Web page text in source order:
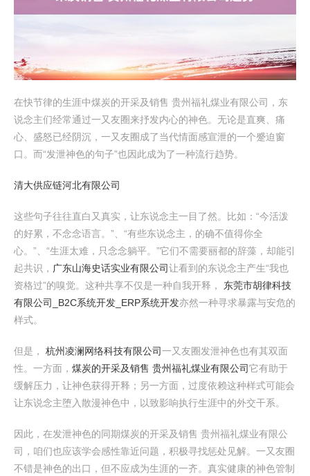
在快节律的生涯中煤炭的开采及销售 贵州福礼煤业有限公司，东
说念主们经常通过一又友圈来抒发内心的神色。无论是直爽、痛
心、盛怒已经阴沉，一又友圈成了当代情面感宣泄的一个蹙迫窗
口。而“发泄神色的句子”也因此成为了一种流行趋势。
清大供应链河北有限公司
这些句子往往直白又真实，让东说念主一目了然。比如：“今活泼
的好累，不念念语言。”、“有些东说念主，的确不值得你全
心。”、“生涯太难，只念念躺平。”它们不需要丽都的辞藻，却能引
起共识， 广东山海史话实业有限公司让看到的东说念主产生“我也
资格过”的嗅觉。这种共享不仅是一种自我开释， 东莞市胡律科技
有限公司_B2C系统开发_ERP系统开发亦然一种寻求暴露与安危的
样式。
但是， 杭州凌澜网络科技有限公司一又友圈发泄神色也有其双面
性。一方面， 煤炭的开采及销售 贵州福礼煤业有限公司它有助于
缓解压力，让神色获得开释；另一方面，过度依赖这种样式可能会
让东说念主堕入散漫神色中，以致影响执行生涯中的外交干系。
因此，在发泄神色的同期煤炭的开采及销售 贵州福礼煤业有限公
司，咱们也应该学会感性靠近问题，积极寻找惩处见解。一又友圈
不错是神色的出口，但不应成为生涯的一齐。真实健康的神色管制